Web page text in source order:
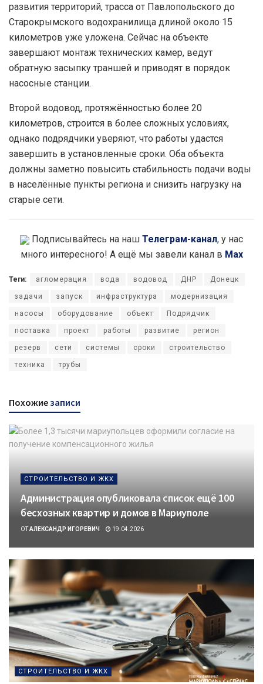
развития территорий, трасса от Павлопольского до
Старокрымского водохранилища длиной около 15
километров уже уложена. Сейчас на объекте
завершают монтаж технических камер, ведут
обратную засыпку траншей и приводят в порядок
насосные станции.
Второй водовод, протяжённостью более 20
километров, строится в более сложных условиях,
однако подрядчики уверяют, что работы удастся
завершить в установленные сроки. Оба объекта
должны заметно повысить стабильность подачи воды
в населённые пункты региона и снизить нагрузку на
старые сети.
Подписывайтесь на наш Телеграм-канал, у нас
много интересного! А ещё мы завели канал в Max
Теги: агломерация вода водовод ДНР Донецк
задачи запуск инфраструктура модернизация
насосы оборудование объект Подрядчик
поставка проект работы развитие регион
резерв сети системы сроки строительство
техника трубы
Похожие записи
СТРОИТЕЛЬСТВО И ЖКХ
Администрация опубликовала список ещё 100
бесхозных квартир и домов в Мариуполе
ОТ АЛЕКСАНДР ИГОРЕВИЧ 19.04.2026
СТРОИТЕЛЬСТВО И ЖКХ